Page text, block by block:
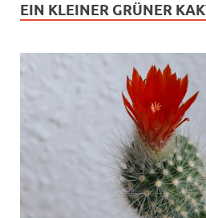
EIN KLEINER GRÜNER